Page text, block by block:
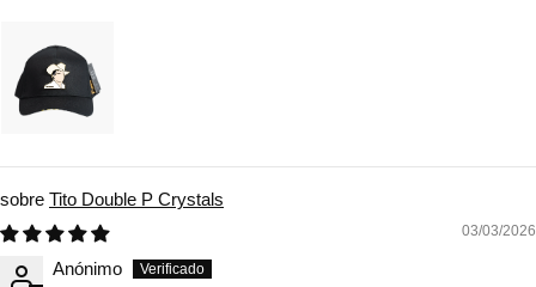
Tito Double P Crystals
03/03/2026
Anónimo